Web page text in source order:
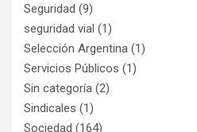
Seguridad (9)
seguridad vial (1)
Selección Argentina (1)
Servicios Públicos (1)
Sin categoría (2)
Sindicales (1)
Sociedad (164)